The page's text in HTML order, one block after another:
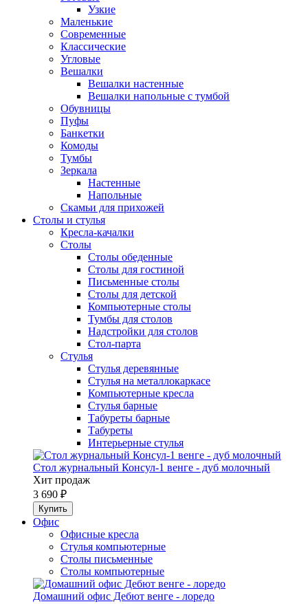
Узкие
Маленькие
Современные
Классические
Угловые
Вешалки
Вешалки настенные
Вешалки напольные с тумбой
Обувницы
Пуфы
Банкетки
Комоды
Тумбы
Зеркала
Настенные
Напольные
Скамьи для прихожей
Столы и стулья
Кресла-качалки
Столы
Столы обеденные
Столы для гостиной
Письменные столы
Столы для детской
Компьютерные столы
Тумбы для столов
Надстройки для столов
Стол-парта
Стулья
Стулья деревянные
Стулья на металлокаркасе
Компьютерные кресла
Стулья барные
Табуреты барные
Табуреты
Интерьерные стулья
Стол журнальный Консул-1 венге - дуб молочный
Хит продаж
3 690 ₽
Офис
Офисные кресла
Стулья компьютерные
Столы письменные
Столы компьютерные
Домашний офис Дебют венге - лоредо